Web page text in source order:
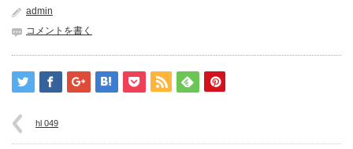
admin
コメントを書く
hl 049